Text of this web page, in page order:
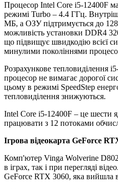
Процесор Intel Core i5-12400F
режимі Turbo – 4.4 ГГц.
МБ, а ОЗУ підтримується до
можливість установки DDR4
що підвищує швидкодію всієї
минулими поколіннями
Розрахункове тепловиділення
процесор не вимагає дорогої
цьому в режимі SpeedStep
тепловиділення знижуються.
Intel Core i5-12400F – це шести
працювати з 12 потоками
Ігрова відеокарта GeForce
Комп'ютер Vinga Wolverine
в іграх, так і при перегляді
GeForce RTX 3060, яка вийшла